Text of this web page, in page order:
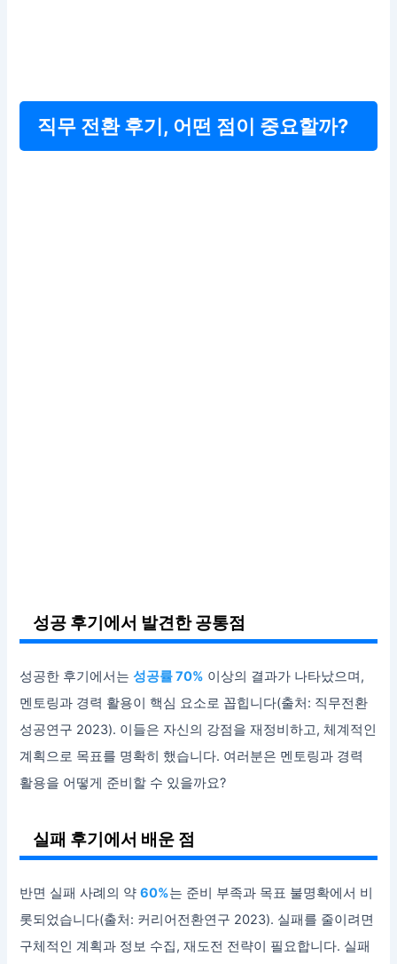
직무 전환 후기, 어떤 점이 중요할까?
성공 후기에서 발견한 공통점
성공한 후기에서는성공률 70% 이상의 결과가 나타났으며,
멘토링과 경력 활용이 핵심 요소로 꼽힙니다(출처: 직무전환
성공연구 2023). 이들은 자신의 강점을 재정비하고, 체계적인
계획으로 목표를 명확히 했습니다. 여러분은 멘토링과 경력
활용을 어떻게 준비할 수 있을까요?
실패 후기에서 배운 점
반면 실패 사례의 약60%는 준비 부족과 목표 불명확에서 비
롯되었습니다(출처: 커리어전환연구 2023). 실패를 줄이려면
구체적인 계획과 정보 수집, 재도전 전략이 필요합니다. 실패